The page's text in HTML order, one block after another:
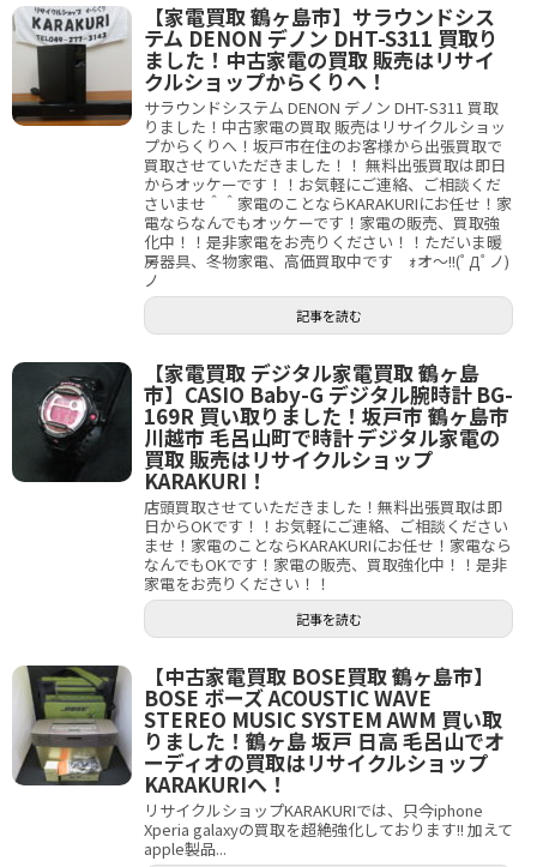
【家電買取 鶴ヶ島市】サラウンドシス
テム DENON デノン DHT-S311 買取り
ました！中古家電の買取 販売はリサイ
クルショップからくりへ！
サラウンドシステム DENON デノン DHT-S311 買取
りました！中古家電の買取 販売はリサイクルショッ
プからくりへ！坂戸市在住のお客様から出張買取で
買取させていただきました！！ 無料出張買取は即日
からオッケーです！！お気軽にご連絡、ご相談くだ
さいませ＾＾家電のことならKARAKURIにお任せ！家
電ならなんでもオッケーです！家電の販売、買取強
化中！！是非家電をお売りください！！ただいま暖
房器具、冬物家電、高価買取中です ｫオ～!!(ﾟДﾟノ)
ノ
記事を読む
【家電買取 デジタル家電買取 鶴ヶ島
市】CASIO Baby-G デジタル腕時計 BG-
169R 買い取りました！坂戸市 鶴ヶ島市
川越市 毛呂山町で時計 デジタル家電の
買取 販売はリサイクルショップ
KARAKURI！
店頭買取させていただきました！無料出張買取は即
日からOKです！！お気軽にご連絡、ご相談ください
ませ！家電のことならKARAKURIにお任せ！家電なら
なんでもOKです！家電の販売、買取強化中！！是非
家電をお売りください！！
記事を読む
【中古家電買取 BOSE買取 鶴ヶ島市】
BOSE ボーズ ACOUSTIC WAVE
STEREO MUSIC SYSTEM AWM 買い取
りました！鶴ヶ島 坂戸 日高 毛呂山でオ
ーディオの買取はリサイクルショップ
KARAKURIへ！
リサイクルショップKARAKURIでは、只今iphone
Xperia galaxyの買取を超絶強化しております!! 加えて
apple製品...